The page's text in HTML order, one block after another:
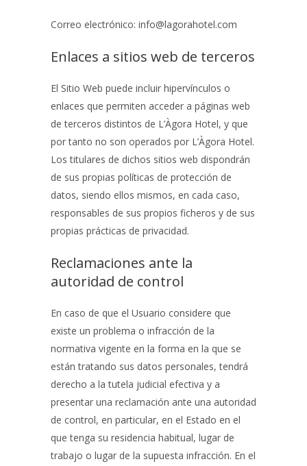
Correo electrónico: info@lagorahotel.com
Enlaces a sitios web de terceros
El Sitio Web puede incluir hipervínculos o
enlaces que permiten acceder a páginas web
de terceros distintos de L’Àgora Hotel, y que
por tanto no son operados por L’Àgora Hotel.
Los titulares de dichos sitios web dispondrán
de sus propias políticas de protección de
datos, siendo ellos mismos, en cada caso,
responsables de sus propios ficheros y de sus
propias prácticas de privacidad.
Reclamaciones ante la
autoridad de control
En caso de que el Usuario considere que
existe un problema o infracción de la
normativa vigente en la forma en la que se
están tratando sus datos personales, tendrá
derecho a la tutela judicial efectiva y a
presentar una reclamación ante una autoridad
de control, en particular, en el Estado en el
que tenga su residencia habitual, lugar de
trabajo o lugar de la supuesta infracción. En el